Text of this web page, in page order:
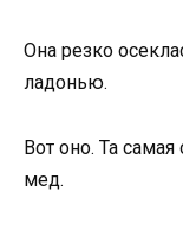
Она резко
ладонью.
Вот оно. Та
мед.